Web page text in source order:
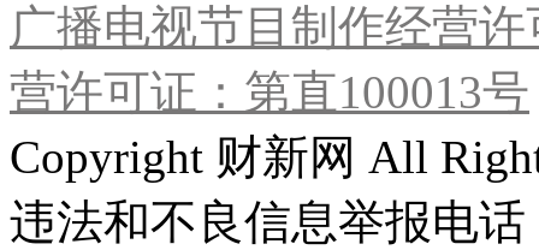
广播电视节目制作经营
营许可证：第直100013号
Copyright 财新网 All
违法和不良信息举报电